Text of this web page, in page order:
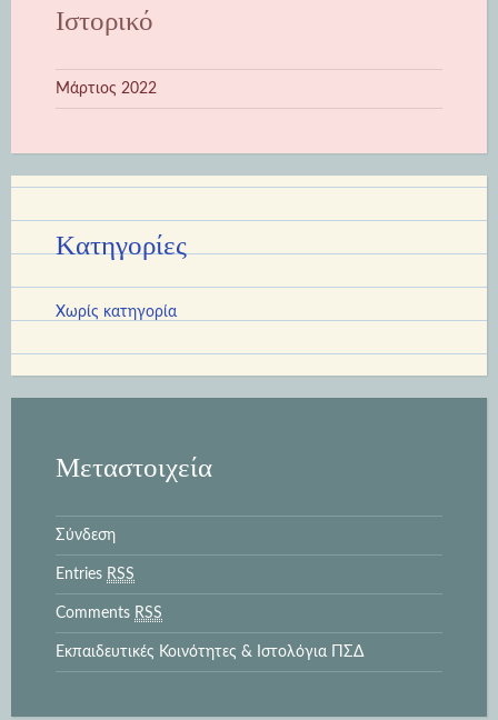
Ιστορικό
Μάρτιος 2022
Kατηγορίες
Χωρίς κατηγορία
Μεταστοιχεία
Σύνδεση
Entries RSS
Comments RSS
Εκπαιδευτικές Κοινότητες & Ιστολόγια ΠΣΔ